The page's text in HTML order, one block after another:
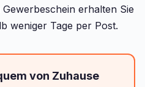
erhalten Sie
weniger Tage per Post.
von Zuhause